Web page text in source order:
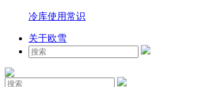
冷库使用常识
关于欧雪